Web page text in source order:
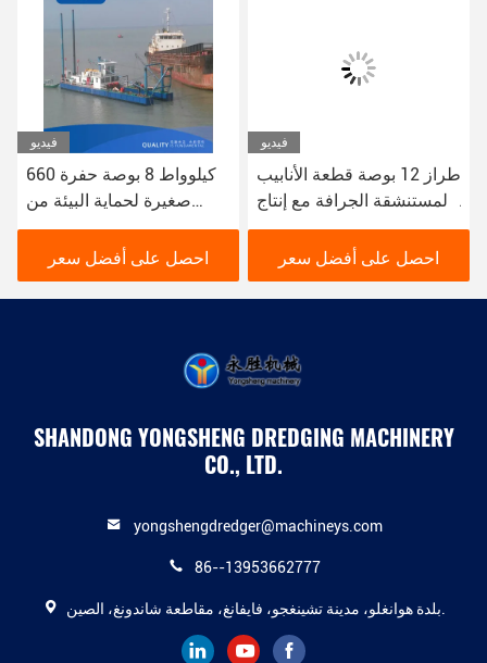
فيديو
660 كيلوواط 8 بوصة حفرة
صغيرة لحماية البيئة من
حفرة النهر الحضرية
احصل على أفضل سعر
فيديو
طراز 12 بوصة قطعة الأنابيب
المستنشقة الجرافة مع إنتاج
من 200 متر مكعب في
الساعةاحصل على أفضل سعر
SHANDONG YONGSHENG DREDGING MACHINERY
CO., LTD.
yongshengdredger@machineys.com
86--13953662777
بلدة هوانغلو، مدينة تشينغجو، فايفانغ، مقاطعة شاندونغ، الصين.